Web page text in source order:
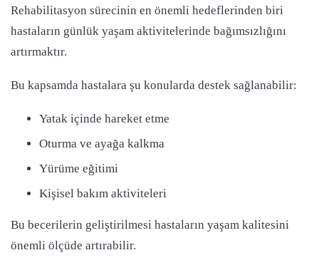
Rehabilitasyon sürecinin en önemli hedeflerinden biri
hastaların günlük yaşam aktivitelerinde bağımsızlığını
artırmaktır.
Bu kapsamda hastalara şu konularda destek sağlanabilir:
Yatak içinde hareket etme
Oturma ve ayağa kalkma
Yürüme eğitimi
Kişisel bakım aktiviteleri
Bu becerilerin geliştirilmesi hastaların yaşam kalitesini
önemli ölçüde artırabilir.